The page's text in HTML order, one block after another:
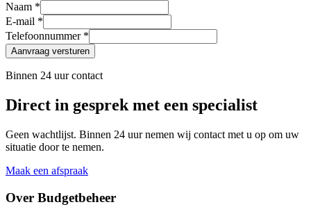
Naam *
E-mail *
Telefoonnummer *
Aanvraag versturen
Binnen 24 uur contact
Direct in gesprek met een specialist
Geen wachtlijst. Binnen 24 uur nemen wij contact met u op om uw
situatie door te nemen.
Maak een afspraak
Over Budgetbeheer